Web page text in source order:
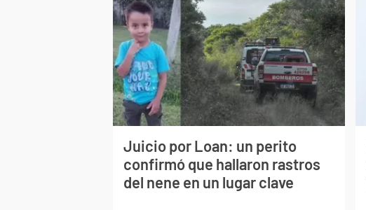
Juicio por Loan: un perito
confirmó que hallaron rastros
del nene en un lugar clave